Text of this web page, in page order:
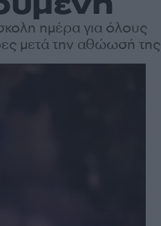
ημέρα για όλους
μετά την αθώωσή της